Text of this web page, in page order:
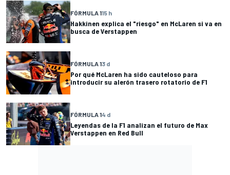
FÓRMULA 115 h
Hakkinen explica el "riesgo" en McLaren si va en
busca de Verstappen
FÓRMULA 13 d
Por qué McLaren ha sido cauteloso para
introducir su alerón trasero rotatorio de F1
FÓRMULA 14 d
Leyendas de la F1 analizan el futuro de Max
Verstappen en Red Bull